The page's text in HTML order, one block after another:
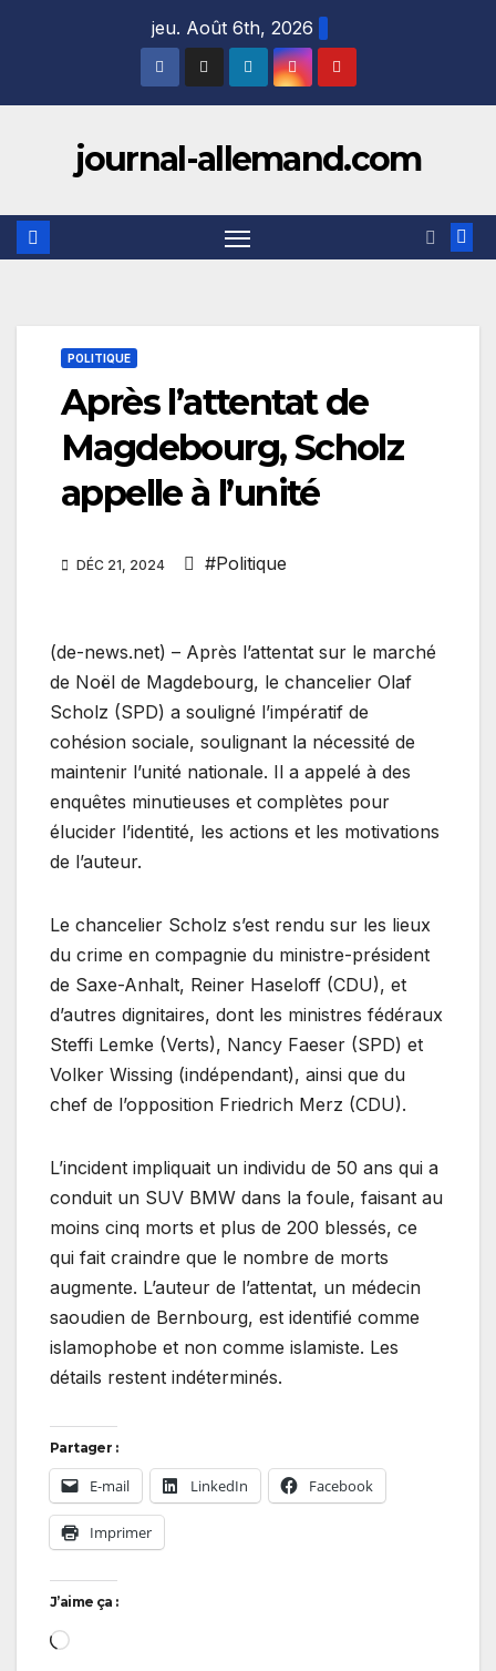
jeu. Août 6th, 2026
journal-allemand.com
POLITIQUE
Après l’attentat de
Magdebourg, Scholz
appelle à l’unité
DÉC 21, 2024 #Politique
(de-news.net) – Après l’attentat sur le marché
de Noël de Magdebourg, le chancelier Olaf
Scholz (SPD) a souligné l’impératif de
cohésion sociale, soulignant la nécessité de
maintenir l’unité nationale. Il a appelé à des
enquêtes minutieuses et complètes pour
élucider l’identité, les actions et les motivations
de l’auteur.
Le chancelier Scholz s’est rendu sur les lieux
du crime en compagnie du ministre-président
de Saxe-Anhalt, Reiner Haseloff (CDU), et
d’autres dignitaires, dont les ministres fédéraux
Steffi Lemke (Verts), Nancy Faeser (SPD) et
Volker Wissing (indépendant), ainsi que du
chef de l’opposition Friedrich Merz (CDU).
L’incident impliquait un individu de 50 ans qui a
conduit un SUV BMW dans la foule, faisant au
moins cinq morts et plus de 200 blessés, ce
qui fait craindre que le nombre de morts
augmente. L’auteur de l’attentat, un médecin
saoudien de Bernbourg, est identifié comme
islamophobe et non comme islamiste. Les
détails restent indéterminés.
Partager :
E-mail LinkedIn Facebook
Imprimer
J’aime ça :
Chargement…